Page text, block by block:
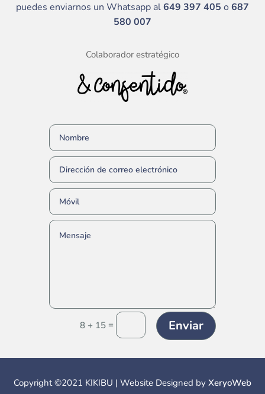
puedes enviarnos un Whatsapp al649 397 405 o687
580 007
Colaborador estratégico
8 + 15 = Enviar
Copyright ©2021 KIKIBU | Website Designed by XeryoWeb